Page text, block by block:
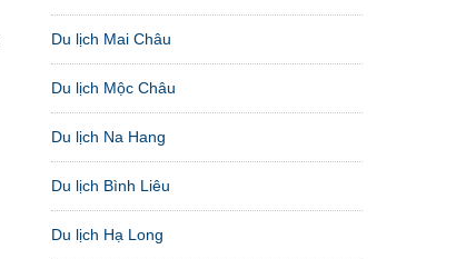
Du lịch Mai Châu
Du lịch Mộc Châu
Du lịch Na Hang
Du lịch Bình Liêu
Du lịch Hạ Long